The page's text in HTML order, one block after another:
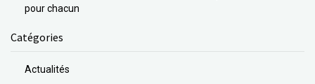
pour chacun
Catégories
Actualités